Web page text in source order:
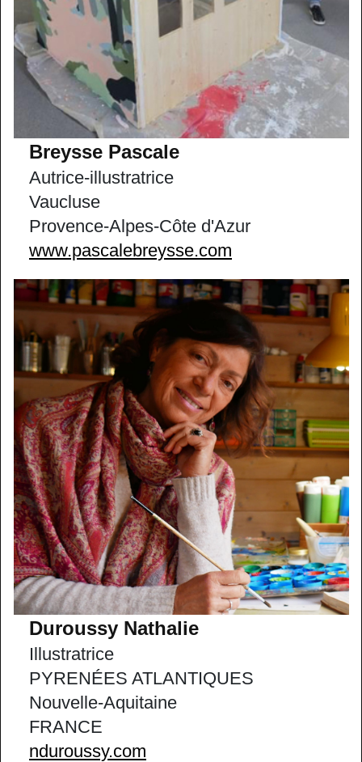
Breysse Pascale
Autrice-illustratrice
Vaucluse
Provence-Alpes-Côte d'Azur
www.pascalebreysse.com
Duroussy Nathalie
Illustratrice
PYRENÉES ATLANTIQUES
Nouvelle-Aquitaine
FRANCE
nduroussy.com